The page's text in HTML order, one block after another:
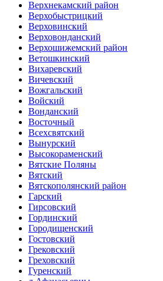
Верхнекамский район
Верхобыстрицкий
Верховинский
Верховонданский
Верхошижемский район
Ветошкинский
Вихаревский
Вичевский
Вожгальский
Войский
Вонданский
Восточный
Всехсвятский
Вынурский
Высокораменский
Вятские Поляны
Вятский
Вятскополянский район
Гарский
Гирсовский
Гординский
Городищенский
Гостовский
Грековский
Греховский
Гуренский